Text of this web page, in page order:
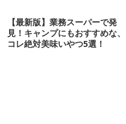
【最新版】業務スーパーで発
見！キャンプにもおすすめな、
コレ絶対美味いやつ5選！